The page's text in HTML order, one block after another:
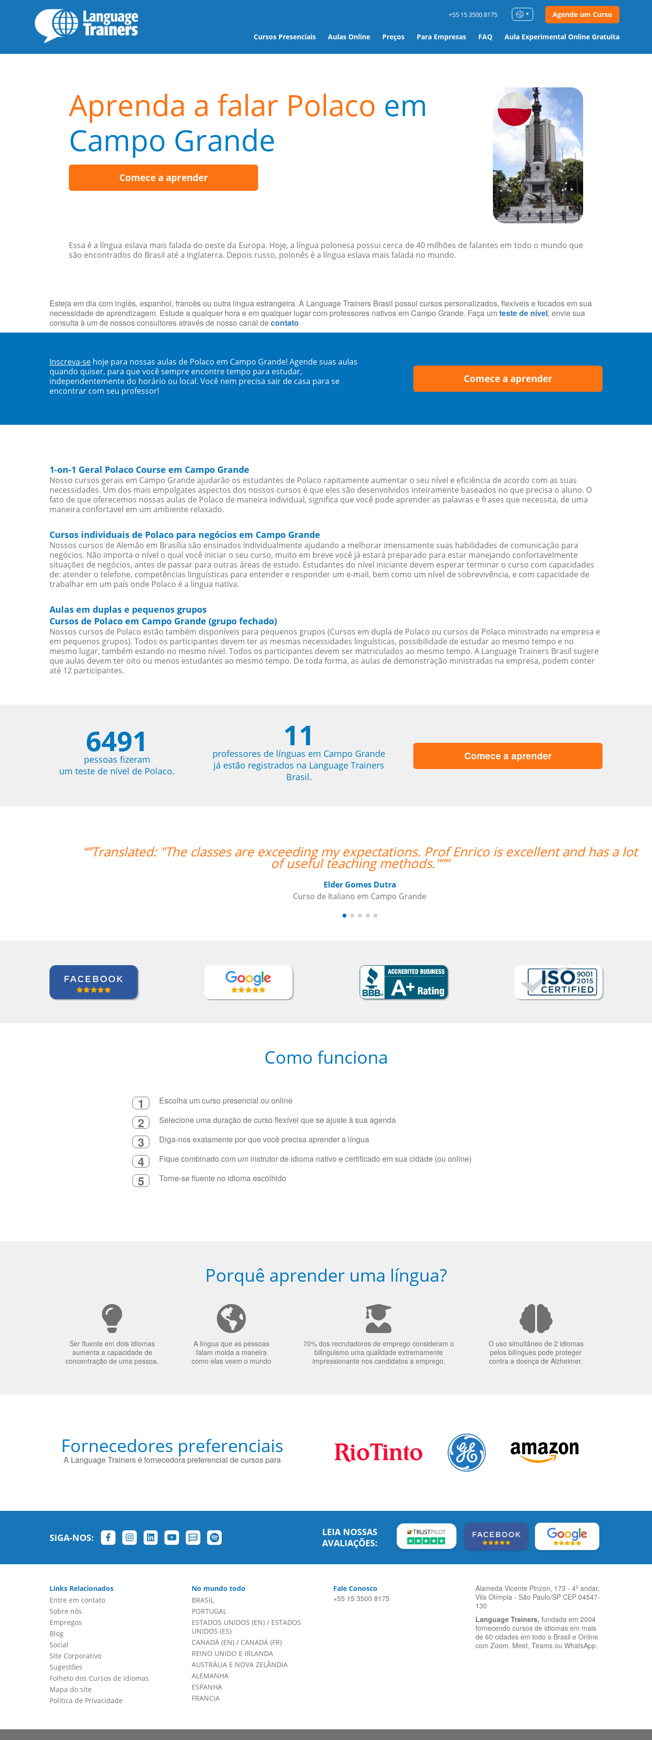
Cursos Presenciais Aulas Online Preços Para Empresas FAQ Aula Experimental Online Gratuita
+55 15 3500 8175 Agende um Curso
Aprenda a falar Polaco em
Campo Grande
Comece a aprender
Essa é a língua eslava mais falada do oeste da Europa. Hoje, a língua polonesa possui cerca de 40 milhões de falantes em todo o mundo que
são encontrados do Brasil até a Inglaterra. Depois russo, polonês é a língua eslava mais falada no mundo.
Esteja em dia com inglês, espanhol, francês ou outra língua estrangeira. A Language Trainers Brasil possui cursos personalizados, flexíveis e focados em sua
necessidade de aprendizagem. Estude a qualquer hora e em qualquer lugar com professores nativos em Campo Grande. Faça um teste de nível, envie sua
consulta à um de nossos consultores através de nosso canal decontato
Inscreva-se hoje para nossas aulas de Polaco em Campo Grande! Agende suas aulas
quando quiser, para que você sempre encontre tempo para estudar,
independentemente do horário ou local. Você nem precisa sair de casa para se
encontrar com seu professor!
Comece a aprender
1-on-1 Geral Polaco Course em Campo Grande
Nosso cursos gerais em Campo Grande ajudarão os estudantes de Polaco rapitamente aumentar o seu nível e eficiência de acordo com as suas
necessidades. Um dos mais empolgates aspectos dos nossos cursos é que eles são desenvolvidos inteiramente baseados no que precisa o aluno. O
fato de que oferecemos nossas aulas de Polaco de maneira individual, significa que você pode aprender as palavras e frases que necessita, de uma
maneira confortavel em um ambiente relaxado.
Cursos individuais de Polaco para negócios em Campo Grande
Nossos cursos de Alemão em Brasília são ensinados individualmente ajudando a melhorar imensamente suas habilidades de comunicação para
negócios. Não importa o nível o qual você iniciar o seu curso, muito em breve você já estará preparado para estar manejando confortavelmente
situações de negócios, antes de passar para outras áreas de estudo. Estudantes do nível iniciante devem esperar terminar o curso com capacidades
de: atender o telefone, competências linguísticas para entender e responder um e-mail, bem como um nível de sobrevivência, e com capacidade de
trabalhar em um país onde Polaco é a língua nativa.
Aulas em duplas e pequenos grupos
Cursos de Polaco em Campo Grande (grupo fechado)
Nossos cursos de Polaco estão também disponíveis para pequenos grupos (Cursos em dupla de Polaco ou cursos de Polaco ministrado na empresa e
em pequenos grupos). Todos os participantes devem ter as mesmas necessidades linguísticas, possibilidade de estudar ao mesmo tempo e no
mesmo lugar, também estando no mesmo nível. Todos os participantes devem ser matriculados ao mesmo tempo. A Language Trainers Brasil sugere
que aulas devem ter oito ou menos estudantes ao mesmo tempo. De toda forma, as aulas de demonstração ministradas na empresa, podem conter
até 12 participantes.
6491
pessoas fizeram
um teste de nível de Polaco.
11
professores de línguas em Campo Grande
já estão registrados na Language Trainers
Brasil.
Comece a aprender
are exceeding my expectations. Prof Enrico is excellent and has a lot “”O professor é muito
Como funciona
1 Escolha um curso presencial ou online
2 Selecione uma duração de curso flexível que se ajuste à sua agenda
3 Diga-nos exatamente por que você precisa aprender a língua
4 Fique combinado com um instrutor de idioma nativo e certificado em sua cidade (ou online)
5 Torne-se fluente no idioma escolhido
Porquê aprender uma língua?
Ser fluente em dois idiomas
aumenta a capacidade de
concentração de uma pessoa.
A língua que as pessoas
falam molda a maneira
como elas veem o mundo
70% dos recrutadores de emprego consideram o
bilinguismo uma qualidade extremamente
impressionante nos candidatos a emprego.
O uso simultâneo de 2 idiomas
pelos bilíngues pode proteger
contra a doença de Alzheimer.
Fornecedores preferenciais
A Language Trainers é fornecedora preferencial de cursos para
SIGA-NOS:
LEIA NOSSAS
AVALIAÇÕES:
Links Relacionados
Entre em contato
Sobre nós
Empregos
Blog
Social
Site Corporativo
Sugestões
Folheto dos Cursos de Idiomas
Mapa do site
Política de Privacidade
No mundo todo
BRASIL
PORTUGAL
ESTADOS UNIDOS (EN)/ ESTADOS
UNIDOS (ES)
CANADÁ (EN)/ CANADÁ (FR)
REINO UNIDO E IRLANDA
AUSTRÁLIA E NOVA ZELÂNDIA
ALEMANHA
ESPANHA
FRANCIA
Fale Conosco
+55 15 3500 8175
Alameda Vicente Pinzon, 173 - 4º andar,
Vila Olímpia - São Paulo/SP CEP 04547-
130
Language Trainers, fundada em 2004
fornecendo cursos de idiomas em mais
de 60 cidades em todo o Brasil e Online
com Zoom, Meet, Teams ou WhatsApp.